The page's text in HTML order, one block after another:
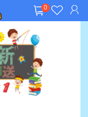
0